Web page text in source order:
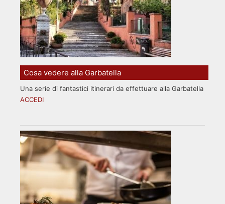
Cosa vedere alla Garbatella
Una serie di fantastici itinerari da effettuare alla Garbatella
ACCEDI